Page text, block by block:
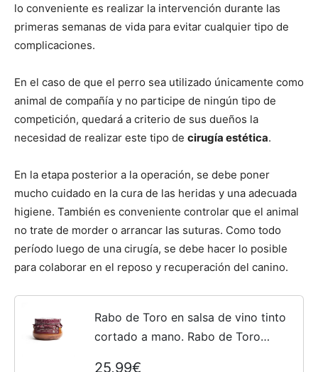
Perros
–
de
lo conveniente es realizar la intervención durante las
primeras semanas de vida para evitar cualquier tipo de
complicaciones.
En el caso de que el perro sea utilizado únicamente como
animal de compañía y no participe de ningún tipo de
competición, quedará a criterio de sus dueños la
necesidad de realizar este tipo de cirugía estética.
En la etapa posterior a la operación, se debe poner
mucho cuidado en la cura de las heridas y una adecuada
higiene. También es conveniente controlar que el animal
no trate de morder o arrancar las suturas. Como todo
período luego de una cirugía, se debe hacer lo posible
para colaborar en el reposo y recuperación del canino.
Rabo de Toro en salsa de vino tinto
cortado a mano. Rabo de Toro
25,99€